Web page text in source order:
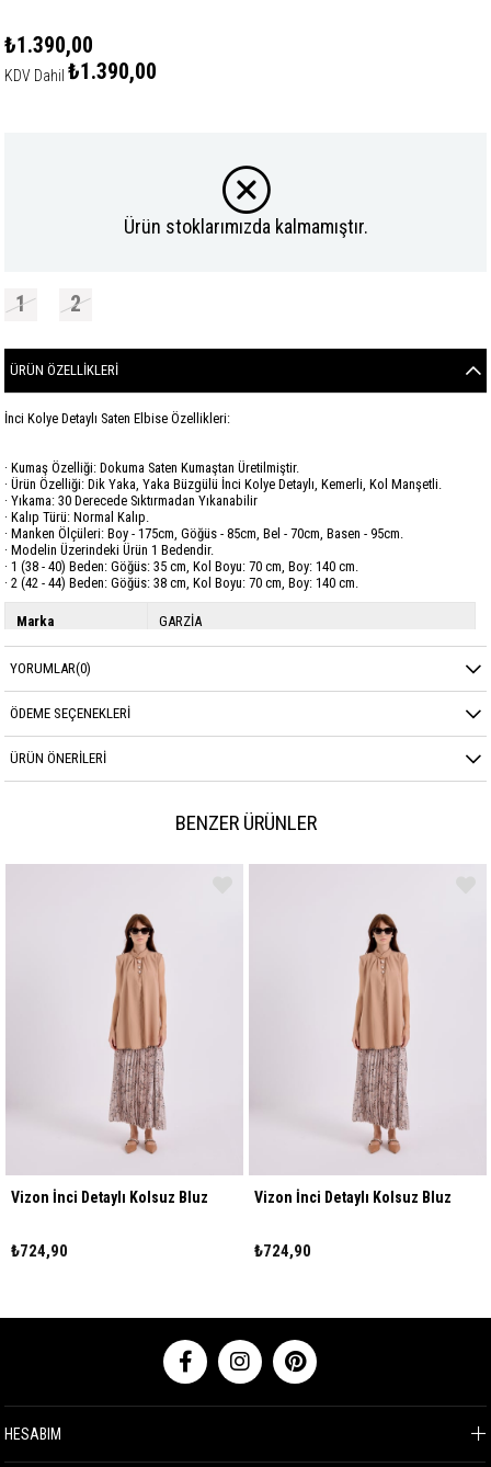
₺1.390,00
KDV Dahil ₺1.390,00
Ürün stoklarımızda kalmamıştır.
1 2
ÜRÜN ÖZELLIKLERI
İnci Kolye Detaylı Saten Elbise Özellikleri:
· Kumaş Özelliği: Dokuma Saten Kumaştan Üretilmiştir.
· Ürün Özelliği: Dik Yaka, Yaka Büzgülü İnci Kolye Detaylı, Kemerli, Kol Manşetli.
· Yıkama: 30 Derecede Sıktırmadan Yıkanabilir
· Kalıp Türü: Normal Kalıp.
· Manken Ölçüleri: Boy - 175cm, Göğüs - 85cm, Bel - 70cm, Basen - 95cm.
· Modelin Üzerindeki Ürün 1 Bedendir.
· 1 (38 - 40) Beden: Göğüs: 35 cm, Kol Boyu: 70 cm, Boy: 140 cm.
· 2 (42 - 44) Beden: Göğüs: 38 cm, Kol Boyu: 70 cm, Boy: 140 cm.
Marka GARZİA
YORUMLAR(0)
ÖDEME SEÇENEKLERI
ÜRÜN ÖNERILERI
BENZER ÜRÜNLER
Vizon İnci Detaylı Kolsuz Bluz
₺724,90
Vizon İnci Detaylı Kolsuz Bluz
₺724,90
HESABIM